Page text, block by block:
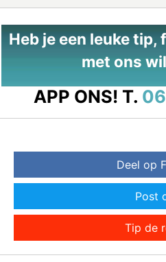
Heb je een leuke
met ons
APP ONS! T.
Deel op
Post
Tip de